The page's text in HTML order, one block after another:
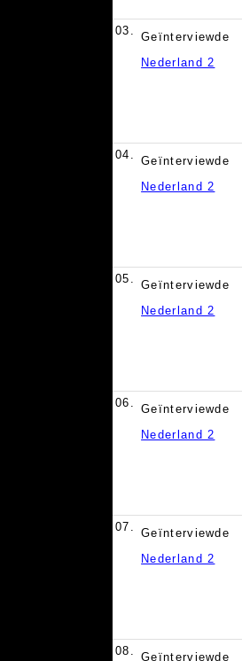
03. Geïnterviewde
Nederland 2
04. Geïnterviewde
Nederland 2
05. Geïnterviewde
Nederland 2
06. Geïnterviewde
Nederland 2
07. Geïnterviewde
Nederland 2
08. Geïnterviewde